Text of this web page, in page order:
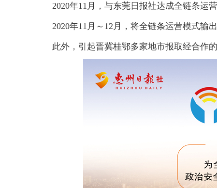
2020年11月，与东莞日报社达成全链条运营
2020年11月～12月，将全链条运营模式输出
此外，引起晋冀桂鄂多家地市报取经合作的